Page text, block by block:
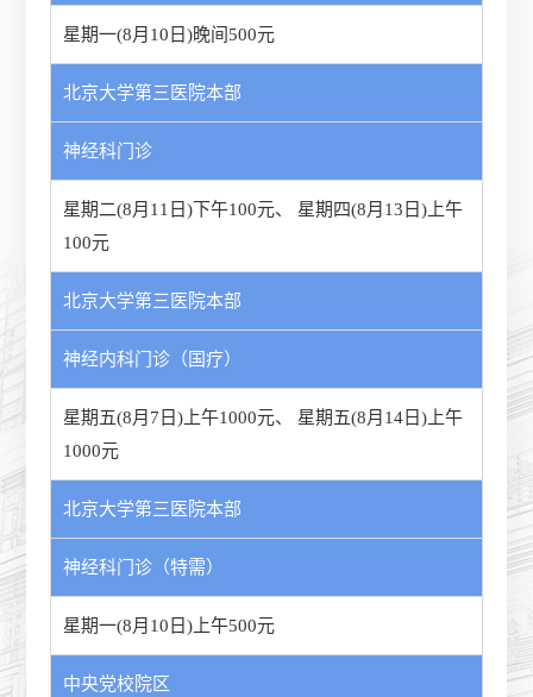
星期一(8月10日)晚间500元
北京大学第三医院本部
神经科门诊
星期二(8月11日)下午100元、
星期四(8月13日)上午
100元
北京大学第三医院本部
神经内科门诊（国疗）
星期五(8月7日)上午1000元、
星期五(8月14日)上午
1000元
北京大学第三医院本部
神经科门诊（特需）
星期一(8月10日)上午500元
中央党校院区